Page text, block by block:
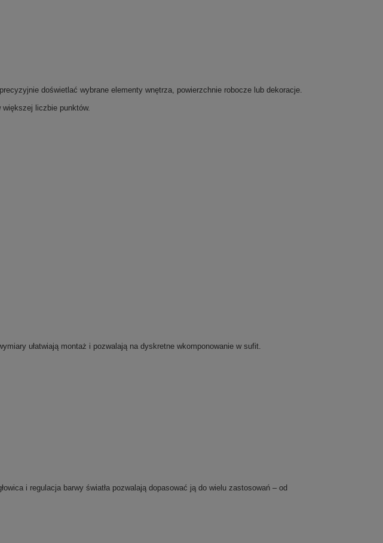
doświetlać wybrane elementy wnętrza, powierzchnie robocze lub dekoracje.
większej liczbie punktów.
ułatwiają montaż i pozwalają na dyskretne wkomponowanie w sufit.
i regulacja barwy światła pozwalają dopasować ją do wielu zastosowań – od